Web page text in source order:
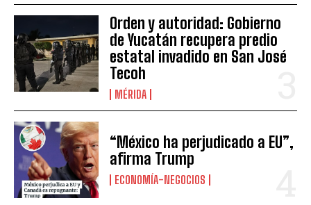
Orden y autoridad: Gobierno
de Yucatán recupera predio
estatal invadido en San José
Tecoh
MÉRIDA
“México ha perjudicado a EU”,
afirma Trump
ECONOMÍA-NEGOCIOS